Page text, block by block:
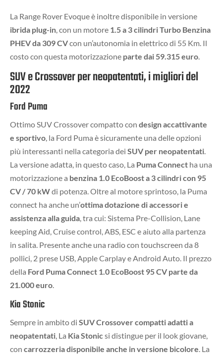
La Range Rover Evoque è inoltre disponibile in versione
ibrida plug-in, con un motore 1.5 a 3 cilindri Turbo Benzina
PHEV da 309 CVcon un’autonomia in elettrico di 55 Km. Il
costo con questa motorizzazione parte dai 59.315 euro.
SUV e Crossover per neopatentati, i migliori del
2022
Ford Puma
Ottimo SUV Crossover compatto con design accattivante
e sportivo, la Ford Puma è sicuramente una delle opzioni
più interessanti nella categoria dei SUV per neopatentati.
La versione adatta, in questo caso, La Puma Connect ha una
motorizzazione a benzina 1.0 EcoBoost a 3 cilindri con 95
CV / 70 kWdi potenza. Oltre al motore sprintoso, la Puma
connect ha anche un’ottima dotazione di accessori e
assistenza alla guida, tra cui: Sistema Pre-Collision, Lane
keeping Aid, Cruise control, ABS, ESC e aiuto alla partenza
in salita. Presente anche una radio con touchscreen da 8
pollici, 2 prese USB, Apple Carplay e Android Auto. Il prezzo
della Ford Puma Connect 1.0 EcoBoost 95 CV parte da
21.000 euro.
Kia Stonic
Sempre in ambito di SUV Crossover compatti adatti a
neopatentati, La Kia Stonicsi distingue per il look giovane,
con carrozzeria disponibile anche in versione bicolore. La